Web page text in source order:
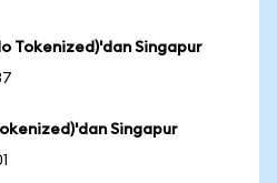
Tokenized)'dan Singapur
Singapur